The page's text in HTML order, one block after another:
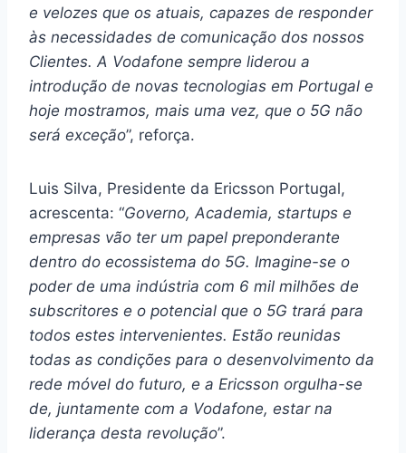
e velozes que os atuais, capazes de responder
às necessidades de comunicação dos nossos
Clientes. A Vodafone sempre liderou a
introdução de novas tecnologias em Portugal e
hoje mostramos, mais uma vez, que o 5G não
será exceção”, reforça.
Luis Silva, Presidente da Ericsson Portugal,
acrescenta: “Governo, Academia, startups e
empresas vão ter um papel preponderante
dentro do ecossistema do 5G. Imagine-se o
poder de uma indústria com 6 mil milhões de
subscritores e o potencial que o 5G trará para
todos estes intervenientes. Estão reunidas
todas as condições para o desenvolvimento da
rede móvel do futuro, e a Ericsson orgulha-se
de, juntamente com a Vodafone, estar na
liderança desta revolução”.